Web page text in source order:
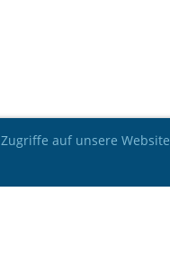
auf unsere Website